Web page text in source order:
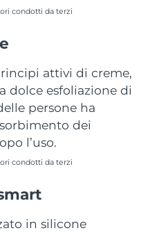
condotti da terzi
attivi di creme,
dolce esfoliazione di
persone ha
dei
l’uso.
condotti da terzi
in silicone